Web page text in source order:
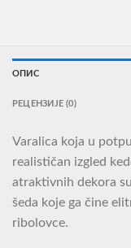
ОПИС
РЕЦЕНЗИЈЕ (0)
Varalica koja u
realističan izgled
atraktivnih dekora
šeda koje ga čine
ribolovce.